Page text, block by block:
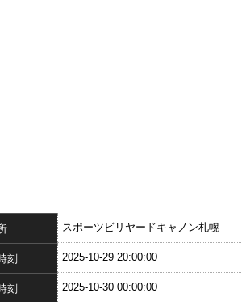
スポーツビリヤードキャノン札幌
刻 2025-10-29 20:00:00
刻 2025-10-30 00:00:00